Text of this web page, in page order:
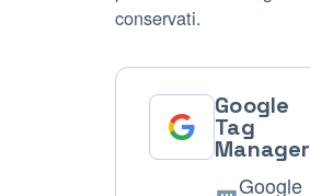
conservati.
Google
Tag
Manager
Google